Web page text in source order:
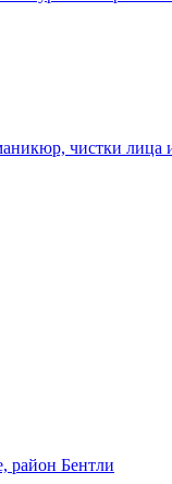
чистки лица
район Бентли